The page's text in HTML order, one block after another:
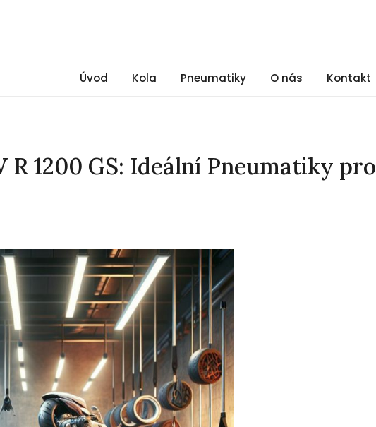
Úvod Kola Pneumatiky O nás Kontakt
R 1200 GS: Ideální Pneumatiky pro